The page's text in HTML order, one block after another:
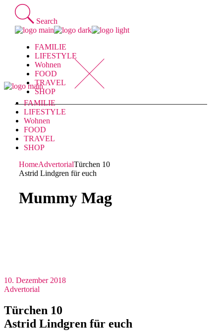
Skip
content
Search
FAMILIE
LIFESTYLE
Wohnen
FOOD
TRAVEL
SHOP
FAMILIE
LIFESTYLE
Wohnen
FOOD
TRAVEL
SHOP
HomeAdvertorialTürchen 10
Astrid Lindgren für euch
Mummy Mag
10. Dezember 2018
Advertorial
Türchen 10
Astrid Lindgren für euch